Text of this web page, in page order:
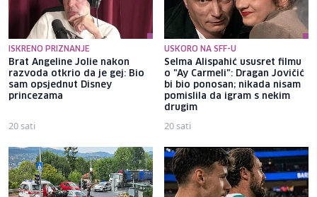
ISKRENO PRIZNANJE
Brat Angeline Jolie nakon
razvoda otkrio da je gej: Bio
sam opsjednut Disney
princezama
20 sati
USKORO NA SFF-U
Selma Alispahić ususret filmu
o "Ay Carmeli": Dragan Jovičić
bi bio ponosan; nikada nisam
pomislila da igram s nekim
drugim
20 sati